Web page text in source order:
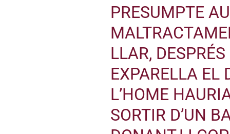
PRESUMPTE
LLAR,
EXPARELLA EL
L’HOME
SORTIR D’UN